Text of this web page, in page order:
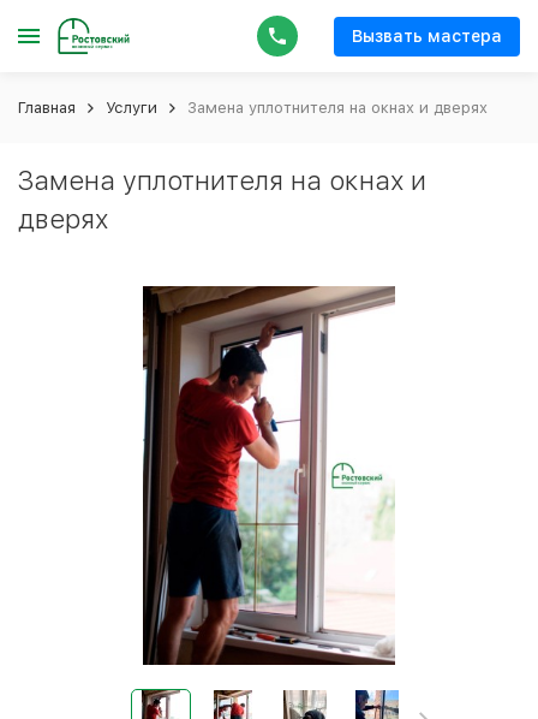
Вызвать мастера
Главная Услуги Замена уплотнителя на окнах и дверях
Замена уплотнителя на окнах и
дверях